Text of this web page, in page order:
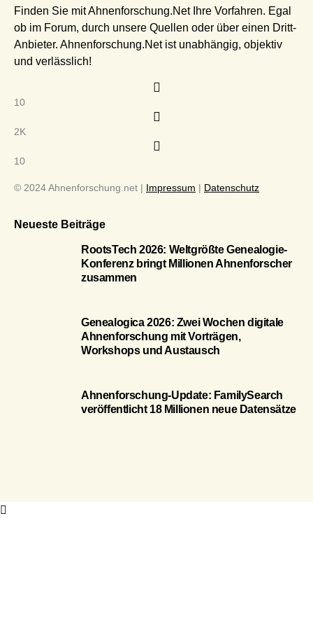
Finden Sie mit Ahnenforschung.Net Ihre Vorfahren. Egal
ob im Forum, durch unsere Quellen oder über einen Dritt-
Anbieter. Ahnenforschung.Net ist unabhängig, objektiv
und verlässlich!
10
2K
10
© 2024 Ahnenforschung.net | Impressum | Datenschutz
Neueste Beiträge
RootsTech 2026: Weltgrößte Genealogie-
Konferenz bringt Millionen Ahnenforscher
zusammen
Genealogica 2026: Zwei Wochen digitale
Ahnenforschung mit Vorträgen,
Workshops und Austausch
Ahnenforschung-Update: FamilySearch
veröffentlicht 18 Millionen neue Datensätze